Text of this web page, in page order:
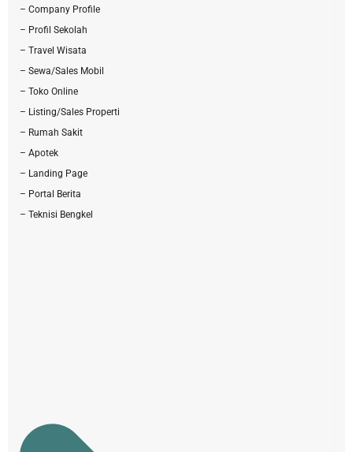
– Company Profile
– Profil Sekolah
– Travel Wisata
– Sewa/Sales Mobil
– Toko Online
– Listing/Sales Properti
– Rumah Sakit
– Apotek
– Landing Page
– Portal Berita
– Teknisi Bengkel